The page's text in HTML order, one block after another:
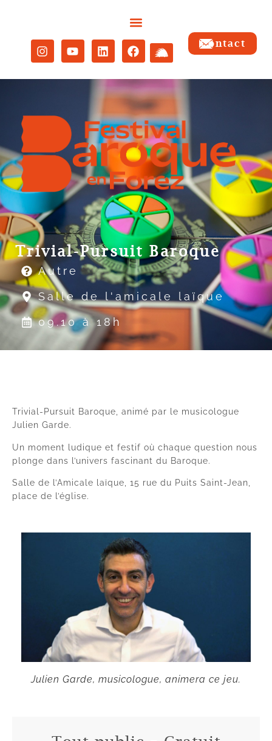
Contact
Trivial-Pursuit Baroque
Autre
Salle de l'amicale laïque
09.10 à 18h
Trivial-Pursuit Baroque, animé par le musicologue
Julien Garde.
Un moment ludique et festif où chaque question nous
plonge dans l’univers fascinant du Baroque.
Salle de l’Amicale laïque, 15 rue du Puits Saint-Jean,
place de l’église.
Julien Garde, musicologue, animera ce jeu.